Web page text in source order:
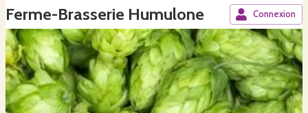
Ferme-Brasserie Humulone Connexion